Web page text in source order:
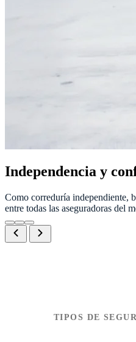
Independencia y
Como correduría independiente,
entre todas las aseguradoras del
TIPOS DE